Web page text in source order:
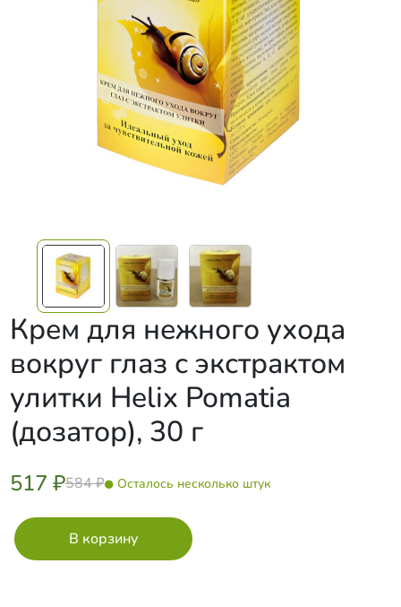
Крем для нежного ухода
вокруг глаз с экстрактом
улитки Helix Pomatia
(дозатор), 30 г
517 ₽584 ₽ Осталось несколько штук